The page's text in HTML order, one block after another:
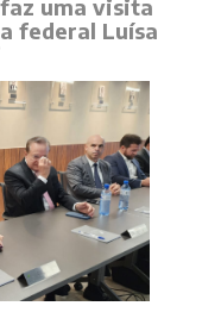
uma visita
federal Luísa